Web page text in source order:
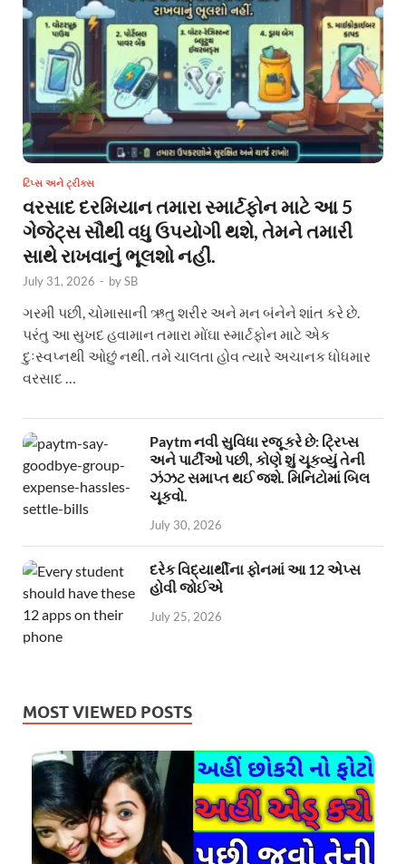
ટિપ્સ અને ટ્રીક્સ
વરસાદ દરમિયાન તમારા સ્માર્ટફોન માટે આ 5
ગેજેટ્સ સૌથી વધુ ઉપયોગી થશે, તેમને તમારી
સાથે રાખવાનું ભૂલશો નહીં.
July 31, 2026 - bySB
ગરમી પછી, ચોમાસાની ઋતુ શરીર અને મન બંનેને શાંત કરે છે.
પરંતુ આ સુખદ હવામાન તમારા મોંઘા સ્માર્ટફોન માટે એક
દુઃસ્વપ્નથી ઓછું નથી. તમે ચાલતા હોવ ત્યારે અચાનક ધોધમાર
વરસાદ …
Paytm નવી સુવિધા રજૂ કરે છે: ટ્રિપ્સ
અને પાર્ટીઓ પછી, કોણે શું ચૂકવ્યું તેની
ઝંઝટ સમાપ્ત થઈ જશે. મિનિટોમાં બિલ
ચૂકવો.
July 30, 2026
દરેક વિદ્યાર્થીના ફોનમાં આ 12 એપ્સ
હોવી જોઈએ
July 25, 2026
MOST VIEWED POSTS